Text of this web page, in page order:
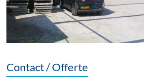
Contact / Offerte